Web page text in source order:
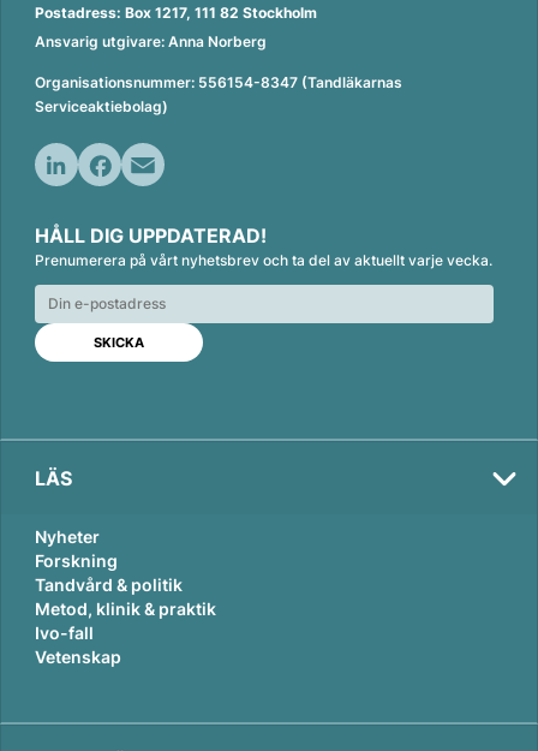
Postadress: Box 1217, 111 82 Stockholm
Ansvarig utgivare: Anna Norberg
Organisationsnummer: 556154-8347 (Tandläkarnas
Serviceaktiebolag)
n
k
e
d
n
c
e
b
o
o
k
a
i
l
HÅLL DIG UPPDATERAD!
Prenumerera på vårt nyhetsbrev och ta del av aktuellt varje vecka.
LÄS
Nyheter
Forskning
Tandvård & politik
Metod, klinik & praktik
Ivo-fall
Vetenskap